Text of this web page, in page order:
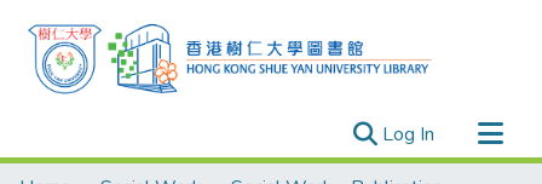
Log In (current)
Research Outputs